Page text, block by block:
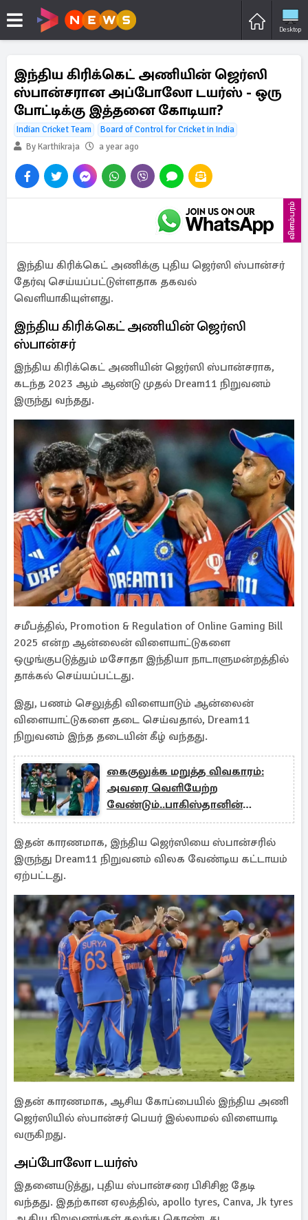
Desktop
இந்திய கிரிக்கெட் அணியின் ஜெர்ஸி
ஸ்பான்சரான அப்போலோ டயர்ஸ் - ஒரு
போட்டிக்கு இத்தனை கோடியா?
Indian Cricket Team
Board of Control for Cricket in India
By Karthikraja
a year ago
விளம்பரம்
இந்திய கிரிக்கெட் அணிக்கு புதிய ஜெர்ஸி ஸ்பான்சர்
தேர்வு செய்யப்பட்டுள்ளதாக தகவல்
வெளியாகியுள்ளது.
இந்திய கிரிக்கெட் அணியின் ஜெர்ஸி
ஸ்பான்சர்
இந்திய கிரிக்கெட் அணியின் ஜெர்ஸி ஸ்பான்சராக,
கடந்த 2023 ஆம் ஆண்டு முதல் Dream11 நிறுவனம்
இருந்து வந்தது.
சமீபத்தில், Promotion & Regulation of Online Gaming Bill
2025 என்ற ஆன்லைன் விளையாட்டுகளை
ஒழுங்குபடுத்தும் மசோதா இந்தியா நாடாளுமன்றத்தில்
தாக்கல் செய்யப்பட்டது.
இது, பணம் செலுத்தி விளையாடும் ஆன்லைன்
விளையாட்டுகளை தடை செய்வதால், Dream11
நிறுவனம் இந்த தடையின் கீழ் வந்தது.
கைகுலுக்க மறுத்த விவகாரம்:
அவரை வெளியேற்ற
வேண்டும்..பாகிஸ்தானின்
கோரிக்கையை நிராகரித்த ஐசிசி
இதன் காரணமாக, இந்திய ஜெர்ஸியை ஸ்பான்சரில்
இருந்து Dream11 நிறுவனம் விலக வேண்டிய கட்டாயம்
ஏற்பட்டது.
இதன் காரணமாக, ஆசிய கோப்பையில் இந்திய அணி
ஜெர்ஸியில் ஸ்பான்சர் பெயர் இல்லாமல் விளையாடி
வருகிறது.
அப்போலோ டயர்ஸ்
இதனையடுத்து, புதிய ஸ்பான்சரை பிசிசிஐ தேடி
வந்தது. இதற்கான ஏலத்தில், apollo tyres, Canva, Jk tyres